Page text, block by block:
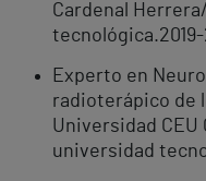
Cardenal
Experto en
radioterápico de
Universidad CEU
universidad